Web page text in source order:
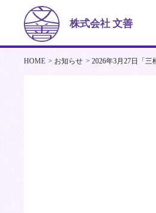
株式会社 文善
HOME お知らせ 2026年3月27日「